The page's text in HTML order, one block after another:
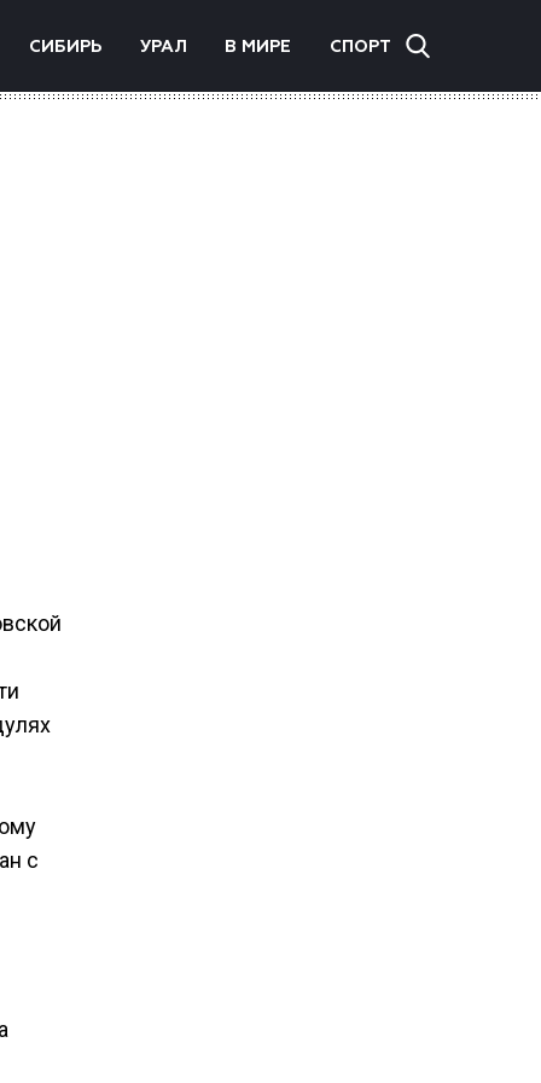
СИБИРЬ УРАЛ В МИРЕ СПОРТ
с